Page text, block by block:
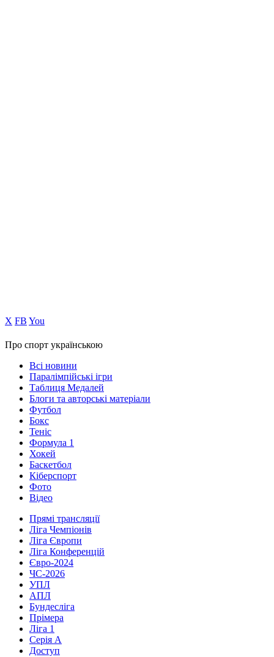
Х FB You
Про спорт українською
Всі новини
Паралімпійські ігри
Таблиця Медалей
Блоги та авторські матеріали
Футбол
Бокс
Теніс
Формула 1
Хокей
Баскетбол
Кіберспорт
Фото
Відео
Прямі трансляції
Ліга Чемпіонів
Ліга Європи
Ліга Конференцій
Євро-2024
ЧС-2026
УПЛ
АПЛ
Бундесліга
Прімера
Ліга 1
Серія А
Доступ